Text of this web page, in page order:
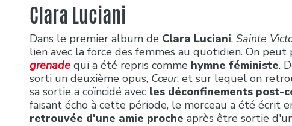
Clara Luciani
Dans le premier album de Clara Luciani, Sainte
lien avec la force des femmes au quotidien. On
grenade qui a été repris comme hymne féministe.
sorti un deuxième opus, Cœur, et sur lequel on
sa sortie a coïncidé avec les déconfinements post-
faisant écho à cette période, le morceau a été écrit
retrouvée d'une amie proche après être sortie